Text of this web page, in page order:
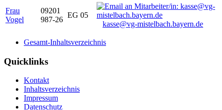
Frau
Vogel
09201
987-26
EG 05
kasse@vg-mistelbach.bayern.de
Gesamt-Inhaltsverzeichnis
Quicklinks
Kontakt
Inhaltsverzeichnis
Impressum
Datenschutz